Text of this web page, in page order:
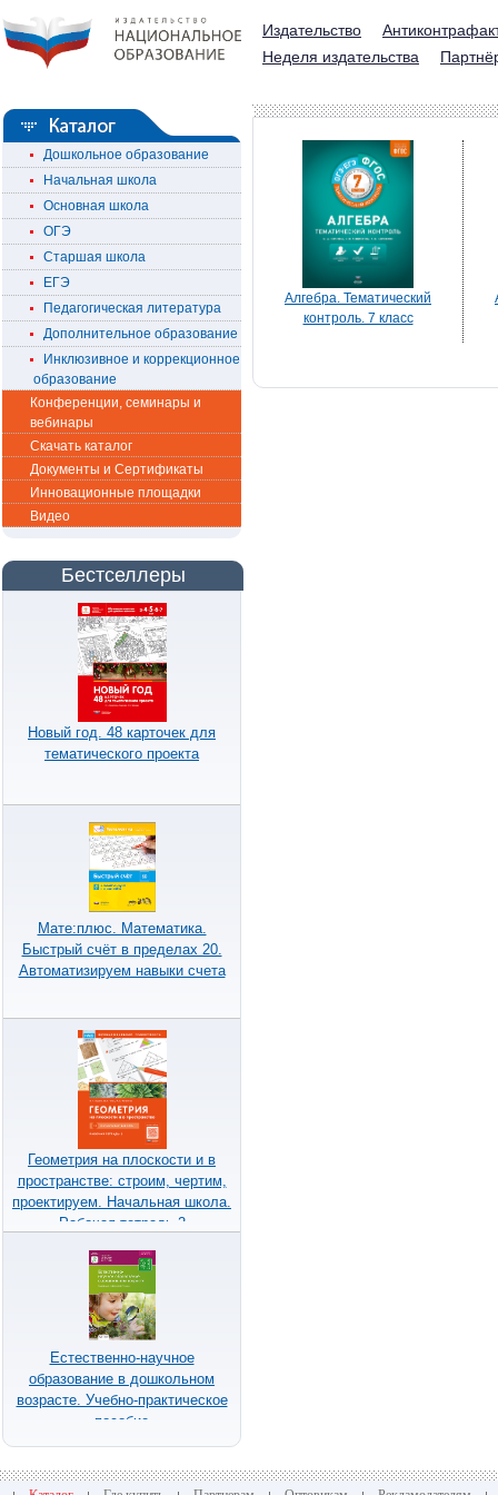
Издательство
Неделя издательства
Дошкольное образование
Начальная школа
Основная школа
ОГЭ
Старшая школа
ЕГЭ
Педагогическая литература
Дополнительное образование
Инклюзивное и коррекционное
образование
Конференции, семинары и
вебинары
Скачать каталог
Документы и Сертификаты
Инновационные площадки
Видео
Бестселлеры
Новый год. 48 карточек для
тематического проекта
Мате:плюс. Математика.
Быстрый счёт в пределах 20.
Автоматизируем навыки счета
Геометрия на плоскости и в
пространстве: строим, чертим,
проектируем. Начальная школа.
Рабочая тетрадь 2
Естественно-научное
образование в дошкольном
возрасте. Учебно-практическое
пособие
Алгебра. Тематический
контроль. 7 класс